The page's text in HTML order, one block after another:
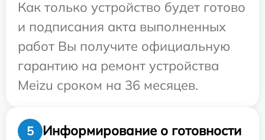
Как только устройство будет готово
и подписания акта выполненных
работ Вы получите официальную
гарантию на ремонт устройства
Meizu сроком на 36 месяцев.
5
Информирование о готовности